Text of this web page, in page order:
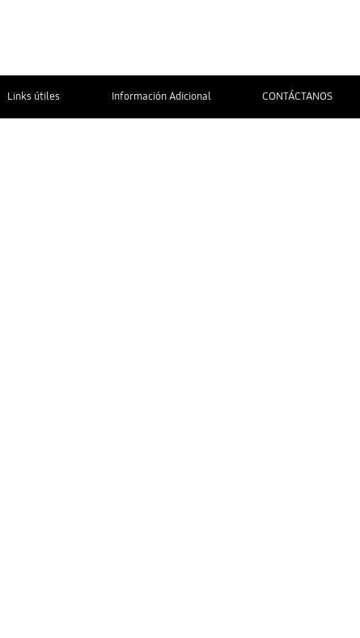
Links útiles Información Adicional CONTÁCTANOS